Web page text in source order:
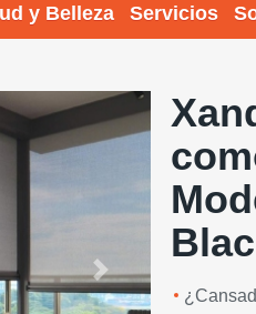
y Belleza Servicios
Next